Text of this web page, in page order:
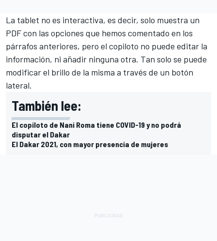
La tablet no es interactiva, es decir, solo muestra un
PDF con las opciones que hemos comentado en los
párrafos anteriores, pero el copiloto no puede editar la
información, ni añadir ninguna otra. Tan solo se puede
modificar el brillo de la misma a través de un botón
lateral.
También lee:
El copiloto de Nani Roma tiene COVID-19 y no podrá
disputar el Dakar
El Dakar 2021, con mayor presencia de mujeres